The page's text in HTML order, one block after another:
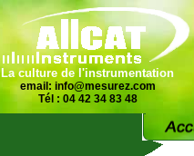
La culture de l'instrumentation
email: info@mesurez.com
Tél : 04 42 34 83 48